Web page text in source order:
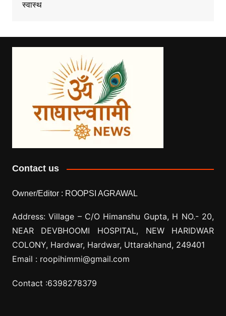
स्वास्थ
Contact us
Owner/Editor : ROOPSI AGRAWAL
Address: Village – C/O Himanshu Gupta, H NO.- 20,
NEAR DEVBHOOMI HOSPITAL, NEW HARIDWAR
COLONY, Hardwar, Hardwar, Uttarakhand, 249401
Email : roopihimmi@gmail.com
Contact :6398278379